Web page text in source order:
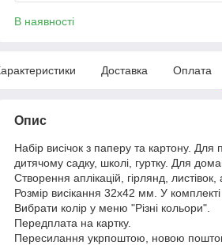
В наявності
Доставка Оплата
Опис
Набір висічок з паперу та картону. Для
дитячому садку, школі, гуртку. Для
Створення аплікацій, гірлянд, листівок,
Розмір висікання 32х42 мм. У
Вибрати колір у меню "Різні кольори".
Передплата на картку.
Пересилання укрпоштою, новою